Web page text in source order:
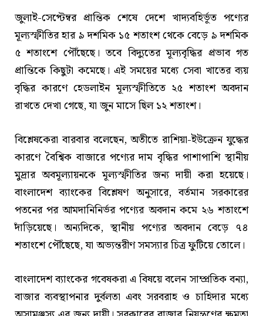
জুলাই-সেপ্টেম্বর প্রান্তিক শেষে দেশে খাদ্যবহির্ভূত পণ্যের
মূল্যস্ফীতির হার ৯ দশমিক ১৫ শতাংশ থেকে বেড়ে ৯ দশমিক
৫ শতাংশে পৌঁছেছে। তবে বিদ্যুতের মূল্যবৃদ্ধির প্রভাব গত
প্রান্তিকে কিছুটা কমেছে। এই সময়ের মধ্যে সেবা খাতের ব্যয়
বৃদ্ধির কারণে হেডলাইন মূল্যস্ফীতিতে ২৫ শতাংশ অবদান
রাখতে দেখা গেছে, যা জুন মাসে ছিল ১২ শতাংশ।
বিশ্লেষকেরা বারবার বলেছেন, অতীতে রাশিয়া-ইউক্রেন যুদ্ধের
কারণে বৈশ্বিক বাজারে পণ্যের দাম বৃদ্ধির পাশাপাশি স্থানীয়
মুদ্রার অবমূল্যায়নকে মূল্যস্ফীতির জন্য দায়ী করা হয়েছে।
বাংলাদেশ ব্যাংকের বিশ্লেষণ অনুসারে, বর্তমান সরকারের
পতনের পর আমদানিনির্ভর পণ্যের অবদান কমে ২৬ শতাংশে
দাঁড়িয়েছে। অন্যদিকে, স্থানীয় পণ্যের অবদান বেড়ে ৭৪
শতাংশে পৌঁছেছে, যা অভ্যন্তরীণ সমস্যার চিত্র ফুটিয়ে তোলে।
বাংলাদেশ ব্যাংকের গবেষকরা এ বিষয়ে বলেন সাম্প্রতিক বন্যা,
বাজার ব্যবস্থাপনার দুর্বলতা এবং সরবরাহ ও চাহিদার মধ্যে